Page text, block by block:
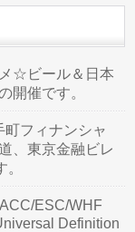
☆ビール＆日本
開催です。
フィナンシャ
、東京金融ビレ
ESC/WHF
Definition